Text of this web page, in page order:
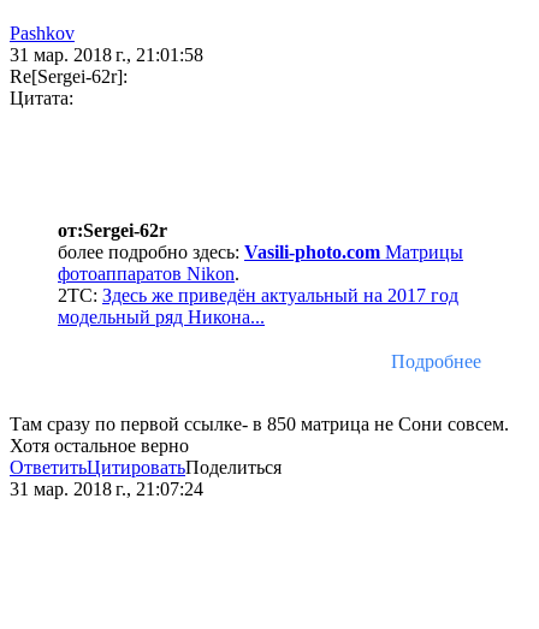
Pashkov
31 мар. 2018 г., 21:01:58
Re[Sergei-62r]:
Цитата:
от:Sergei-62r
более подробно здесь: Vasili-photo.com Матрицы
фотоаппаратов Nikon.
2ТС: Здесь же приведён актуальный на 2017 год
модельный ряд Никона...
Подробнее
Там сразу по первой ссылке- в 850 матрица не Сони совсем.
Хотя остальное верно
ОтветитьЦитироватьПоделиться
31 мар. 2018 г., 21:07:24